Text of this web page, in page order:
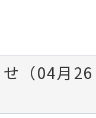
（04月26